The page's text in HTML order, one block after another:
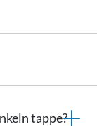
tappe?